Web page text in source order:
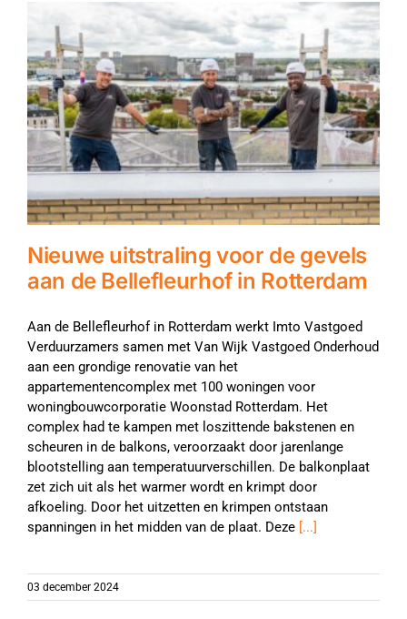
Nieuwe uitstraling voor de gevels
aan de Bellefleurhof in Rotterdam
Aan de Bellefleurhof in Rotterdam werkt Imto Vastgoed
Verduurzamers samen met Van Wijk Vastgoed Onderhoud
aan een grondige renovatie van het
appartementencomplex met 100 woningen voor
woningbouwcorporatie Woonstad Rotterdam. Het
complex had te kampen met loszittende bakstenen en
scheuren in de balkons, veroorzaakt door jarenlange
blootstelling aan temperatuurverschillen. De balkonplaat
zet zich uit als het warmer wordt en krimpt door
afkoeling. Door het uitzetten en krimpen ontstaan
spanningen in het midden van de plaat. Deze [...]
03 december 2024